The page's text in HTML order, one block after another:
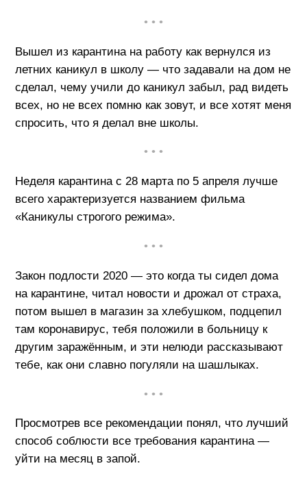
• • •
Вышел из карантина на работу как вернулся из
летних каникул в школу — что задавали на дом не
сделал, чему учили до каникул забыл, рад видеть
всех, но не всех помню как зовут, и все хотят меня
спросить, что я делал вне школы.
• • •
Неделя карантина с 28 марта по 5 апреля лучше
всего характеризуется названием фильма
«Каникулы строгого режима».
• • •
Закон подлости 2020 — это когда ты сидел дома
на карантине, читал новости и дрожал от страха,
потом вышел в магазин за хлебушком, подцепил
там коронавирус, тебя положили в больницу к
другим заражённым, и эти нелюди рассказывают
тебе, как они славно погуляли на шашлыках.
• • •
Просмотрев все рекомендации понял, что лучший
способ соблюсти все требования карантина —
уйти на месяц в запой.